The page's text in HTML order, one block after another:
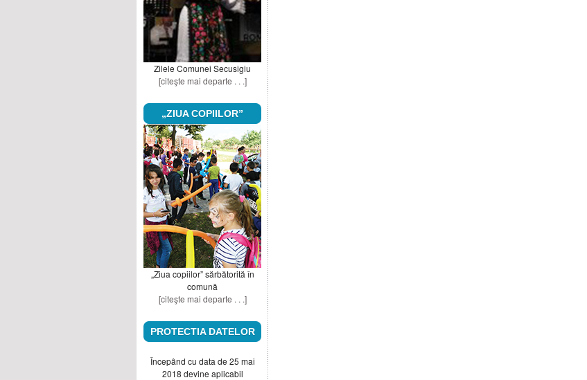
Zilele Comunei Secusigiu
[citeşte mai departe . . .]
„ZIUA COPIILOR”
„Ziua copiilor” sărbătorită în
comună
[citeşte mai departe . . .]
PROTECTIA DATELOR
Începând cu data de 25 mai
2018 devine aplicabil